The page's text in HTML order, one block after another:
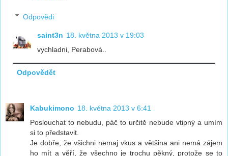
Odpovědi
saint3n 18. května 2013 v 19:03
vychladni, Perabová..
Odpovědět
Kabukimono 18. května 2013 v 6:41
Poslouchat to nebudu, páč to určitě nebude vtipný a umím
si to představit.
Je dobře, že všichni nemaj vkus a většina ani nemá zájem
ho mít a věří, že všechno je trochu pěkný, protože se to